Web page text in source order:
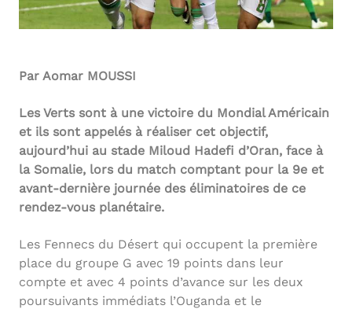
Par Aomar MOUSSI
Les Verts sont à une victoire du Mondial Américain
et ils sont appelés à réaliser cet objectif,
aujourd’hui au stade Miloud Hadefi d’Oran, face à
la Somalie, lors du match comptant pour la 9e et
avant-dernière journée des éliminatoires de ce
rendez-vous planétaire.
Les Fennecs du Désert qui occupent la première
place du groupe G avec 19 points dans leur
compte et avec 4 points d’avance sur les deux
poursuivants immédiats l’Ouganda et le